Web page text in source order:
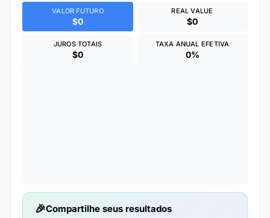
VALOR FUTURO
$0
REAL VALUE
$0
JUROS TOTAIS
$0
TAXA ANUAL EFETIVA
0%
Compartilhe seus resultados